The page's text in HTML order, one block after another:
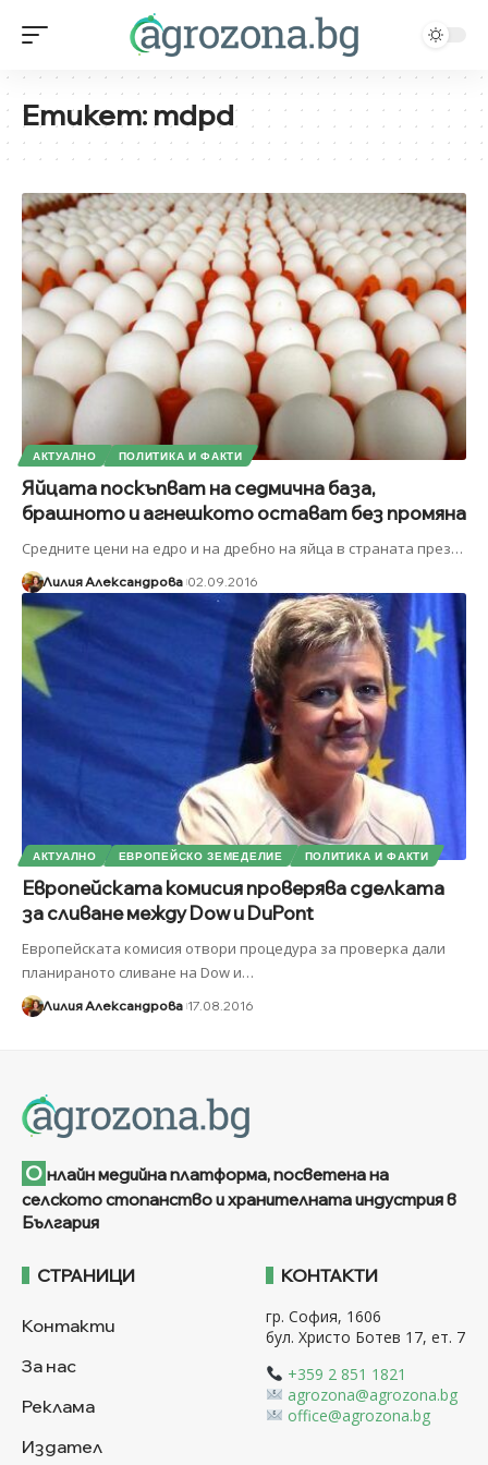
Етикет:mdpd
АКТУАЛНО ПОЛИТИКА И ФАКТИ
Яйцата поскъпват на седмична база,
брашното и агнешкото остават без промяна
Средните цени на едро и на дребно на яйца в страната през…
Лилия Александрова 02.09.2016
АКТУАЛНО ЕВРОПЕЙСКО ЗЕМЕДЕЛИЕ ПОЛИТИКА И ФАКТИ
Европейската комисия проверява сделката
за сливане между Dow и DuPont
Европейската комисия отвори процедура за проверка дали
планираното сливане на Dow и…
Лилия Александрова 17.08.2016
О нлайн медийна платформа, посветена на
селското стопанство и хранителната индустрия в
България
СТРАНИЦИ
Контакти
За нас
Реклама
Издател
КОНТАКТИ
гр. София, 1606
бул. Христо Ботев 17, ет. 7
+359 2 851 1821
agrozona@agrozona.bg
office@agrozona.bg